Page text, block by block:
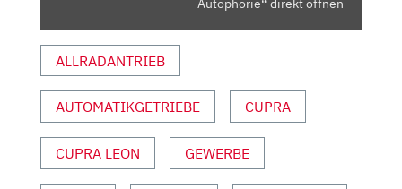
VON
YOUTUBE
ANZEIGEN
Autophorie“ direkt öffnen
ALLRADANTRIEB
AUTOMATIKGETRIEBE CUPRA
CUPRA LEON GEWERBE